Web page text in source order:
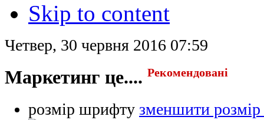
Skip to content
Четвер, 30 червня 2016 07:59
Маркетинг це.... Рекомендовані
розмір шрифту зменшити